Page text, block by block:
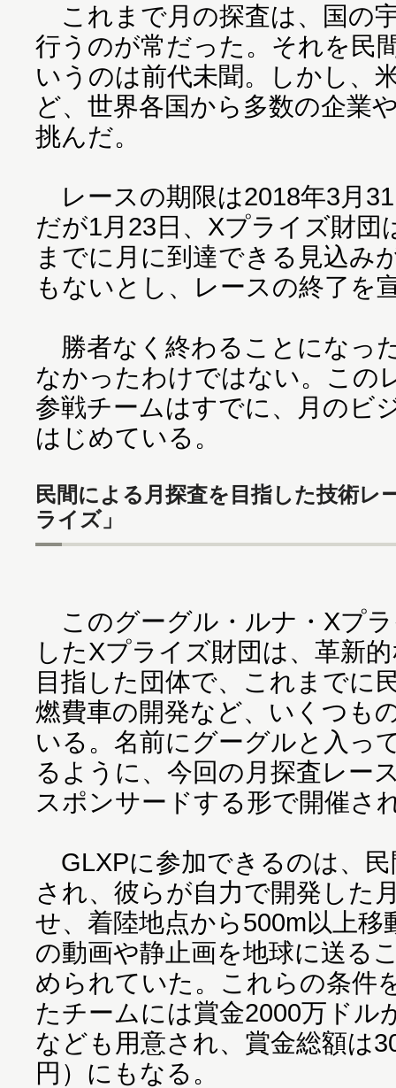
これまで月の探査は、国の
行うのが常だった。それを民
いうのは前代未聞。しかし、
ど、世界各国から多数の企業
挑んだ。
レースの期限は2018年3月
だが1月23日、Xプライズ財団
までに月に到達できる見込み
もないとし、レースの終了を
勝者なく終わることになっ
なかったわけではない。この
参戦チームはすでに、月のビ
はじめている。
民間による月探査を目指した技術レ
ライズ」
このグーグル・ルナ・Xプ
したXプライズ財団は、革新
目指した団体で、これまでに
燃費車の開発など、いくつも
いる。名前にグーグルと入っ
るように、今回の月探査レー
スポンサードする形で開催さ
GLXPに参加できるのは、
され、彼らが自力で開発した
せ、着陸地点から500m以上
の動画や静止画を地球に送る
められていた。これらの条件
たチームには賞金2000万ドル
なども用意され、賞金総額は
円）にもなる。